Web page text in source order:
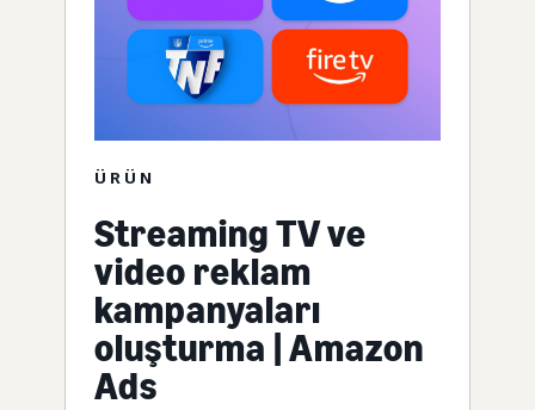
ÜRÜN
Streaming TV ve
video reklam
kampanyaları
oluşturma | Amazon
Ads